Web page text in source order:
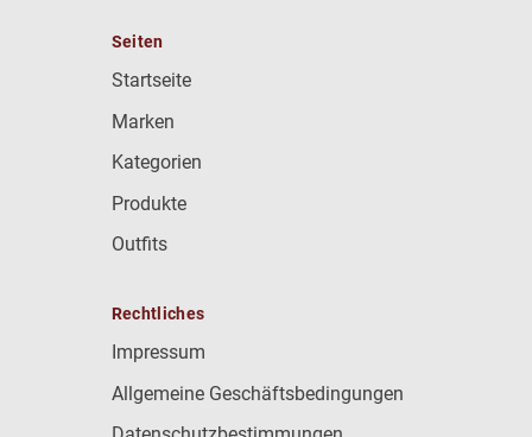
Seiten
Startseite
Marken
Kategorien
Produkte
Outfits
Rechtliches
Impressum
Allgemeine Geschäftsbedingungen